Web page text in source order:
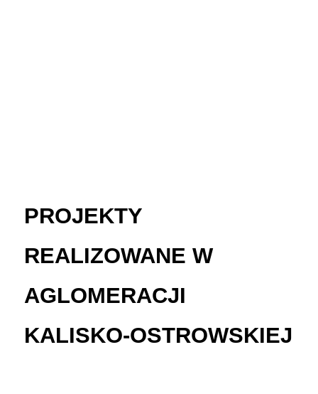
PROJEKTY
REALIZOWANE W
AGLOMERACJI
KALISKO-OSTROWSKIEJ